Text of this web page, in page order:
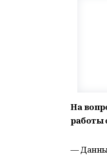
На
работы
—